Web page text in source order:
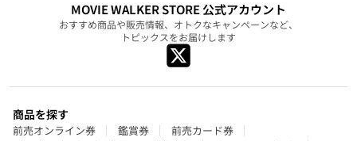
MOVIE WALKER STORE 公式アカウント
おすすめ商品や販売情報、オトクなキャンペーンなど、
トピックスをお届けします
商品を探す
前売オンライン券 鑑賞券
前売カード券